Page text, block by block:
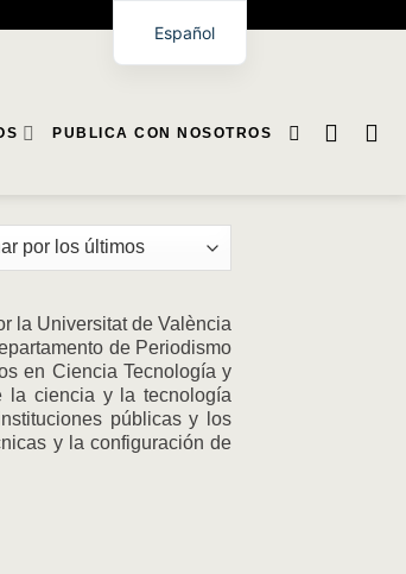
PUBLICA CON NOSOTROS
la Universitat de València
de Periodismo
en Ciencia Tecnología y
la ciencia y la tecnología
públicas y los
y la configuración de
Español